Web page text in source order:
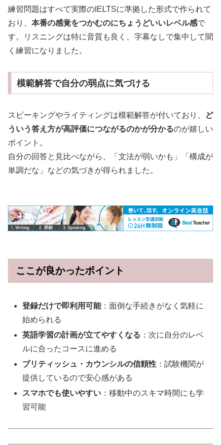
練習問題はすべて実際のIELTSに準拠した形式で作られて
おり、 本番の感覚をつかむのにちょうどいいレベル感で
す。リスニングは特に音質も良く、字幕なしで集中して聞
く練習になりました。
模範解答で自分の弱点に気づける
スピーキングやライティングは模範解答が付いており、
ど
ういう答え方が高評価につながるのかが分かるのが嬉しい
ポイント。
自分の回答と見比べながら、「文法が弱いかも」「構成が
単調だな」などの気づきが得られました。
ここが良かったポイント
登録だけで即利用可能：面倒な手続きがなく気軽に
始められる
英語学習の計画が立てやすくなる ：次に自分のレベ
ルに合ったコースに進める
ブリティッシュ・カウンシルの信頼性 ：試験機関が
提供しているので安心感がある
スマホでも使いやすい ：移動中のスキマ時間にも学
習可能